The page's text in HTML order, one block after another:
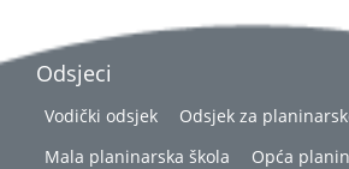
Odsjeci
Vodički odsjek
Odsjek za
Mala planinarska škola
Opća